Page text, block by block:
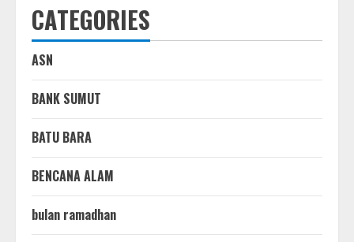
CATEGORIES
ASN
BANK SUMUT
BATU BARA
BENCANA ALAM
bulan ramadhan